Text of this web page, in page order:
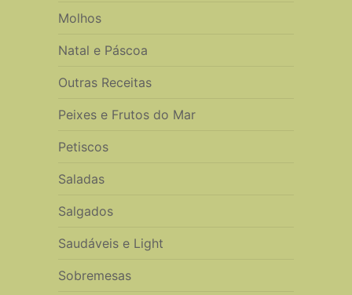
Molhos
Natal e Páscoa
Outras Receitas
Peixes e Frutos do Mar
Petiscos
Saladas
Salgados
Saudáveis e Light
Sobremesas